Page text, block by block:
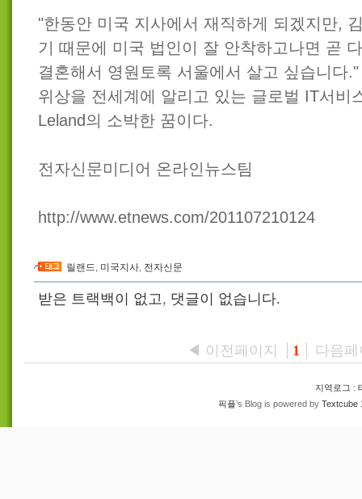
"한동안 미국 지사에서 재직하게 되겠지만,
기 때문에 미국 법인이 잘 안착하고나면 곧
결혼해서 영원토록 서울에서 살고 싶습니다
위상을 전세계에 알리고 있는 글로벌 IT서비
Leland의 소박한 꿈이다.
전자신문미디어 온라인뉴스팀
http://www.etnews.com/201107210124
릴랜드, 미국지사, 전자신문
받은 트랙백이 없고, 댓글이 없습니다.
◀ 이전페이지 1 다음
지역로그 :
픽플’s Blog is powered by Textcube